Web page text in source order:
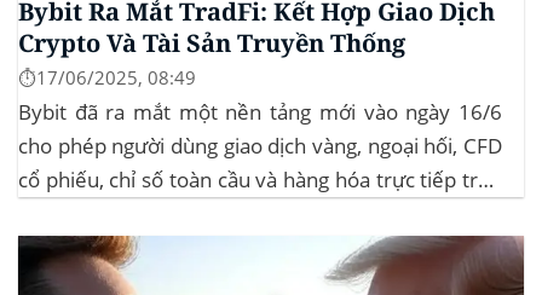
Bybit Ra Mắt TradFi: Kết Hợp Giao Dịch
Crypto Và Tài Sản Truyền Thống
⏱️17/06/2025, 08:49
Bybit đã ra mắt một nền tảng mới vào ngày 16/6
cho phép người dùng giao dịch vàng, ngoại hối, CFD
cổ phiếu, chỉ số toàn cầu và hàng hóa trực tiếp trên
giao dịch tiền mã hóa...